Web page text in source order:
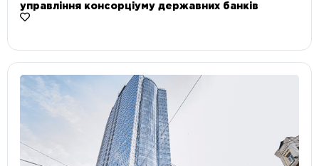
управління консорціуму державних банків